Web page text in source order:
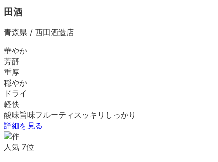
田酒
青森県 / 西田酒造店
華やか
芳醇
重厚
穏やか
ドライ
軽快
酸味旨味フルーティ スッキリ しっかり
詳細を見る
人気 7位